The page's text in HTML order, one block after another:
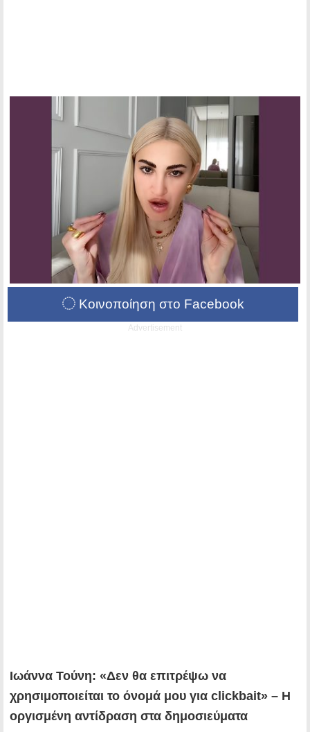
Κοινοποίηση στο Facebook
Advertisement
Ιωάννα Τούνη: «Δεν θα επιτρέψω να
χρησιμοποιείται το όνομά μου για clickbait» – Η
οργισμένη αντίδραση στα δημοσιεύματα